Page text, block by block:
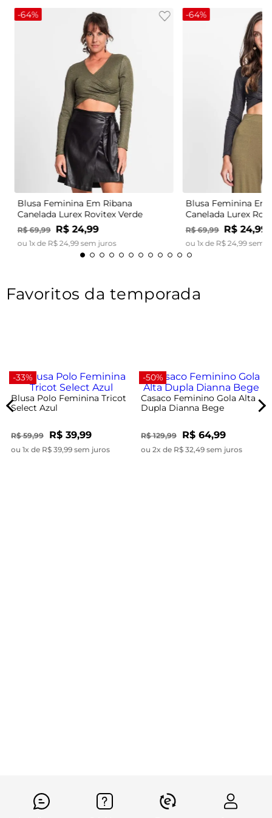
-64%
Blusa Feminina Em Ribana
Canelada Lurex Rovitex Verde
R$ 69,99 R$ 24,99
ou 1x de R$ 24,99sem juros
-64%
Blusa Feminina Em
Canelada Lurex
R$ 69,99 R$ 24,99
ou 1x de R$ 24,99sem
Favoritos da temporada
-33%
Blusa Polo Feminina Tricot
Select Azul
R$ 59,99 R$ 39,99
ou 1x de R$ 39,99 sem juros
-50%
Casaco Feminino Gola Alta
Dupla Dianna Bege
R$ 129,99 R$ 64,99
ou 2x de R$ 32,49 sem juros